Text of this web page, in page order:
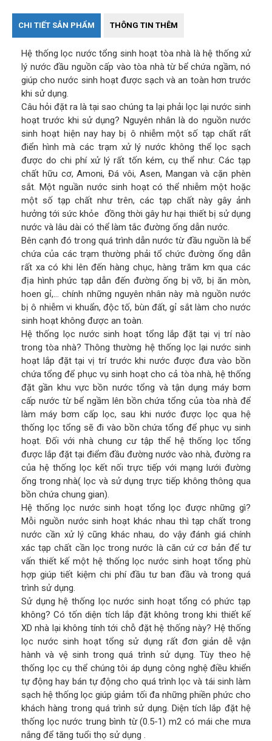
CHI TIẾT SẢN PHẨM THÔNG TIN THÊM
Hệ thống lọc nước tổng sinh hoạt tòa nhà là hệ thống xử
lý nước đầu nguồn cấp vào tòa nhà từ bể chứa ngầm, nó
giúp cho nước sinh hoạt được sạch và an toàn hơn trước
khi sử dụng.
Câu hỏi đặt ra là tại sao chúng ta lại phải lọc lại nước sinh
hoạt trước khi sử dụng? Nguyên nhân là do nguồn nước
sinh hoạt hiện nay hay bị ô nhiễm một số tạp chất rất
điển hình mà các trạm xử lý nước không thể lọc sạch
được do chi phí xử lý rất tốn kém, cụ thể như: Các tạp
chất hữu cơ, Amoni, Đá vôi, Asen, Mangan và cặn phèn
sắt. Một nguần nước sinh hoạt có thể nhiễm một hoặc
một số tạp chất như trên, các tạp chất này gây ảnh
hưởng tới sức khỏe đồng thời gây hư hại thiết bị sử dụng
nước và lâu dài có thể làm tắc đường ống dẫn nước.
Bên cạnh đó trong quá trình dẫn nước từ đầu nguồn là bể
chứa của các trạm thường phải tổ chức đường ống dẫn
rất xa có khi lên đến hàng chục, hàng trăm km qua các
địa hình phức tạp dẫn đến đường ống bị vỡ, bị ăn mòn,
hoen gỉ,… chính những nguyên nhân này mà nguồn nước
bị ô nhiễm vi khuẩn, độc tố, bùn đất, gỉ sắt làm cho nước
sinh hoạt không được an toàn.
Hệ thống lọc nước sinh hoạt tổng lắp đặt tại vị trí nào
trong tòa nhà? Thông thường hệ thống lọc lại nước sinh
hoạt lắp đặt tại vị trí trước khi nước được đưa vào bồn
chứa tổng để phục vụ sinh hoạt cho cả tòa nhà, hệ thống
đặt gần khu vực bồn nước tổng và tận dụng máy bơm
cấp nước từ bể ngầm lên bồn chứa tổng của tòa nhà để
làm máy bơm cấp lọc, sau khi nước được lọc qua hệ
thống lọc tổng sẽ đi vào bồn chứa tổng để phục vụ sinh
hoạt. Đối với nhà chung cư tập thể hệ thống lọc tổng
được lắp đặt tại điểm đầu đường nước vào nhà, đường ra
của hệ thống lọc kết nối trực tiếp với mạng lưới đường
ống trong nhà( lọc và sử dụng trực tiếp không thông qua
bồn chứa chung gian).
Hệ thống lọc nước sinh hoạt tổng lọc được những gì?
Mỗi nguồn nước sinh hoạt khác nhau thì tạp chất trong
nước cần xử lý cũng khác nhau, do vậy đánh giá chính
xác tạp chất cần lọc trong nước là căn cứ cơ bản để tư
vấn thiết kế một hệ thống lọc nước sinh hoạt tổng phù
hợp giúp tiết kiệm chi phí đầu tư ban đầu và trong quá
trình sử dụng.
Sử dụng hệ thống lọc nước sinh hoạt tổng có phức tạp
không? Có tốn diện tích lắp đặt không trong khi thiết kế
XD nhà lại không tính tới chỗ đặt hệ thống này? Hệ thống
lọc nước sinh hoạt tổng sử dụng rất đơn giản dễ vận
hành và vệ sinh trong quá trình sử dụng. Tùy theo hệ
thống lọc cụ thể chúng tôi áp dụng công nghệ điều khiển
tự động hay bán tự động cho quá trình lọc và tái sinh làm
sạch hệ thống lọc giúp giảm tối đa những phiền phức cho
khách hàng trong quá trình sử dụng. Diện tích lắp đặt hệ
thống lọc nước trung bình từ (0.5-1) m2 có mái che mưa
nắng để tăng tuổi thọ sử dụng .